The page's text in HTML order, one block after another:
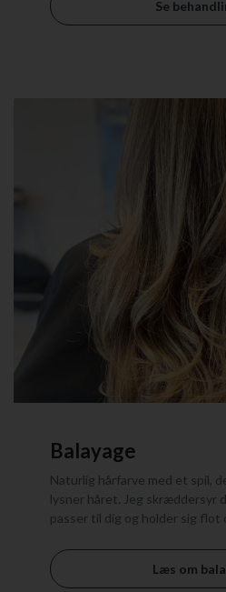
Se
Balayage
Naturlig hårfarve med et spil,
lysner håret. Jeg skræddersyr
passer til dig og holder sig flot
Læs om